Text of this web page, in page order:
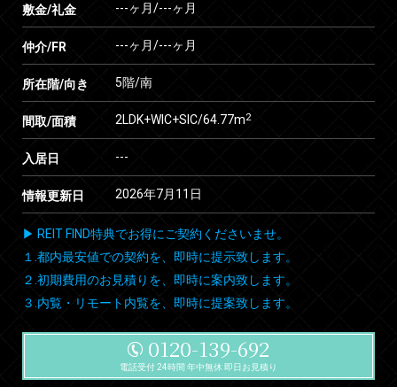
敷金/礼金 ---ヶ月/---ヶ月
仲介/FR ---ヶ月/---ヶ月
所在階/向き 5階/南
間取/面積 2LDK+WIC+SIC/64.77m2
入居日 ---
情報更新日 2026年7月11日
▶ REIT FIND特典でお得にご契約くださいませ。
１.都内最安値での契約を、即時に提示致します。
２.初期費用のお見積りを、即時に案内致します。
３.内覧・リモート内覧を、即時に提案致します。
0120-139-692
電話受付 24時間 年中無休 即日お見積り